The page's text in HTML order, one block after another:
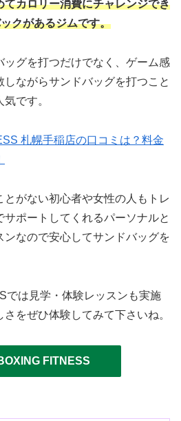
てカロリー消費にチャレンジでき
クがあるジムです。
ッグを打つだけでなく、ゲーム感
ながらサンドバッグを打つこと
です。
札幌手稲店の口コミは？料金
がない初心者や女性の人もトレ
ポートしてくれるパーソナルと
ンなので安心してサンドバッグを
では見学・体験レッスンも実施
をぜひ体験してみて下さいね。
FITNESS